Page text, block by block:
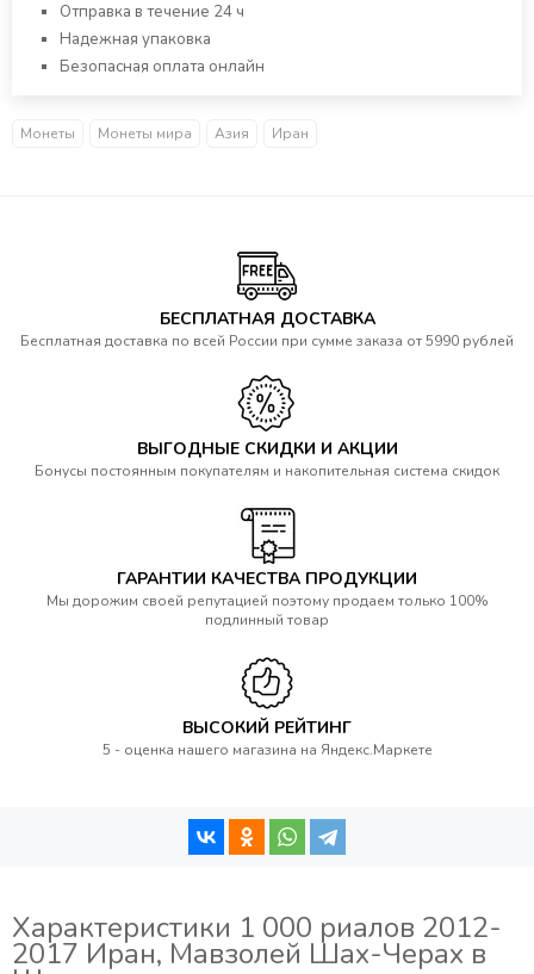
Отправка в течение 24 ч
Надежная упаковка
Безопасная оплата онлайн
Монеты Монеты мира Азия Иран
БЕСПЛАТНАЯ ДОСТАВКА
Бесплатная доставка по всей России при сумме заказа от 5990 рублей
ВЫГОДНЫЕ СКИДКИ И АКЦИИ
Бонусы постоянным покупателям и накопительная система скидок
ГАРАНТИИ КАЧЕСТВА ПРОДУКЦИИ
Мы дорожим своей репутацией поэтому продаем только 100%
подлинный товар
ВЫСОКИЙ РЕЙТИНГ
5 - оценка нашего магазина на Яндекс.Маркете
Характеристики 1 000 риалов 2012-
2017 Иран, Мавзолей Шах-Черах в